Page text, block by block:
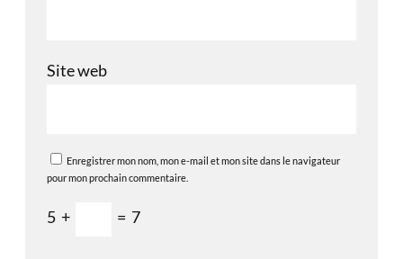
Site web
Enregistrer mon nom, mon e-mail et mon site dans le navigateur
pour mon prochain commentaire.
5 + = 7